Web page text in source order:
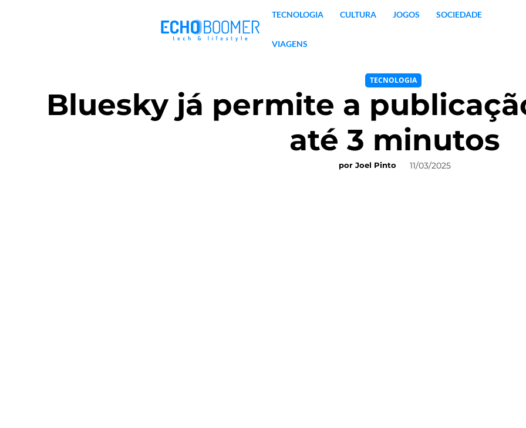
TECNOLOGIA CULTURA JOGOS SOCIEDADE
VIAGENS
TECNOLOGIA
Bluesky já permite a
até 3 minutos
por Joel Pinto 11/03/2025